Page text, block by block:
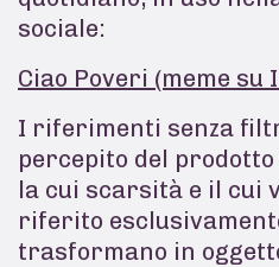
sociale:
Ciao Poveri (meme su
I riferimenti senza
percepito del prodotto
la cui scarsità e il cui
riferito
trasformano in